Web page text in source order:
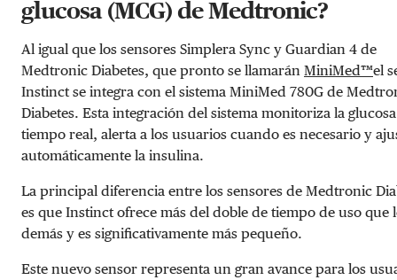
glucosa (MCG) de Medtronic?
Al igual que los sensores Simplera Sync y Guardian 4 de
Medtronic Diabetes, que pronto se llamarán MiniMed™el
Instinct se integra con el sistema MiniMed 780G de
Diabetes. Esta integración del sistema monitoriza la
tiempo real, alerta a los usuarios cuando es necesario y
automáticamente la insulina.
La principal diferencia entre los sensores de Medtronic
es que Instinct ofrece más del doble de tiempo de uso que
demás y es significativamente más pequeño.
Este nuevo sensor representa un gran avance para los